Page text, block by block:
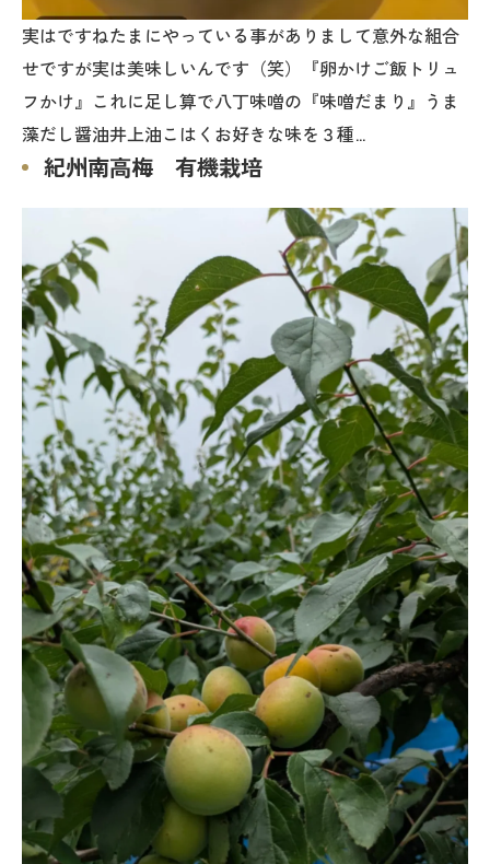
実はですねたまにやっている事がありまして意外な組合
せですが実は美味しいんです（笑）『卵かけご飯トリュ
フかけ』これに足し算で八丁味噌の『味噌だまり』うま
藻だし醤油井上油こはくお好きな味を３種…
紀州南高梅 有機栽培